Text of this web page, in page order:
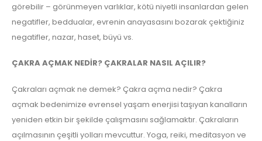
görebilir – görünmeyen varlıklar, kötü niyetli insanlardan gelen
negatifler, beddualar, evrenin anayasasını bozarak çektiğiniz
negatifler, nazar, haset, büyü vs.
ÇAKRA AÇMAK NEDİR? ÇAKRALAR NASIL AÇILIR?
Çakraları açmak ne demek? Çakra açma nedir? Çakra
açmak bedenimize evrensel yaşam enerjisi taşıyan kanalların
yeniden etkin bir şekilde çalışmasını sağlamaktır. Çakraların
açılmasının çeşitli yolları mevcuttur. Yoga, reiki, meditasyon ve